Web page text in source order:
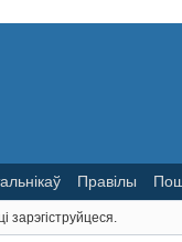
Правілы
зарэгіструйцеся.